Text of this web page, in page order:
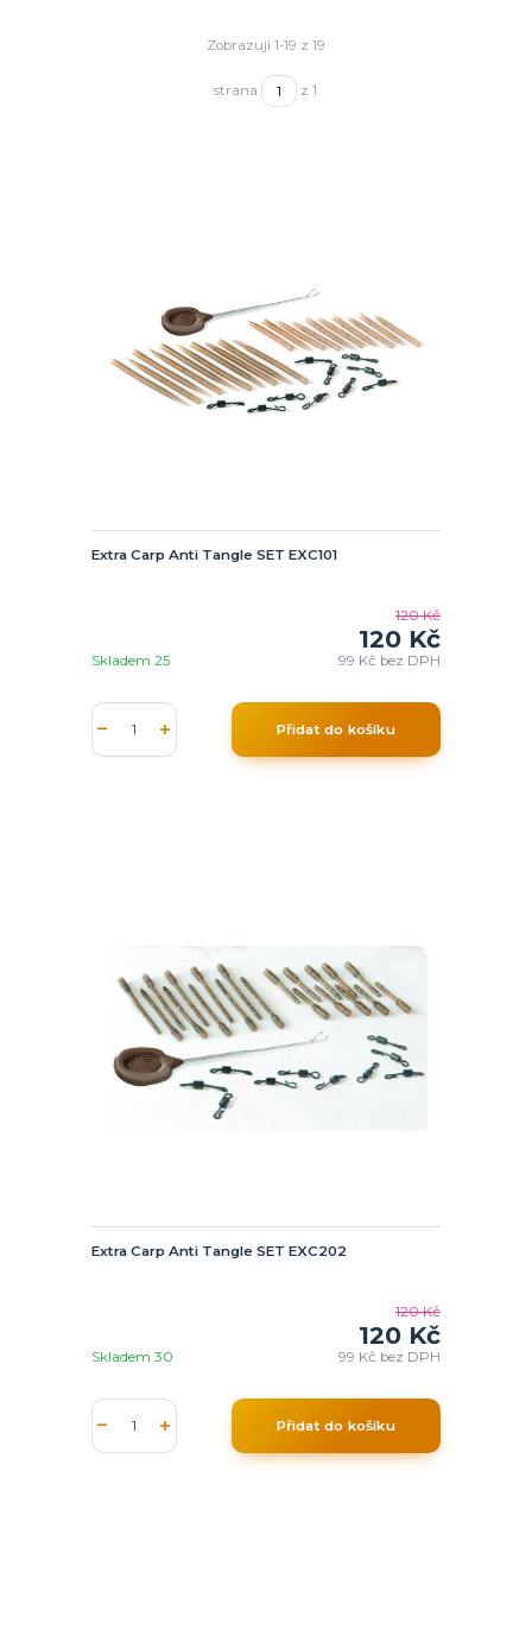
Zobrazuji 1-19 z 19
strana z 1
Extra Carp Anti Tangle SET EXC101
120 Kč
120 Kč
99 Kč bez DPH
Skladem 25
Přidat do košíku
Extra Carp Anti Tangle SET EXC202
120 Kč
120 Kč
99 Kč bez DPH
Skladem 30
Přidat do košíku